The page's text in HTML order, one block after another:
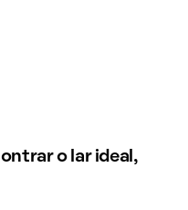
o lar ideal,